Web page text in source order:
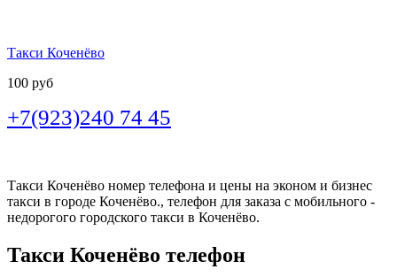
Такси Коченёво
100 руб
+7(923)240 74 45
Такси Коченёво номер телефона и цены на эконом и бизнес
такси в городе Коченёво., телефон для заказа с мобильного -
недорогого городского такси в Коченёво.
Такси Коченёво телефон